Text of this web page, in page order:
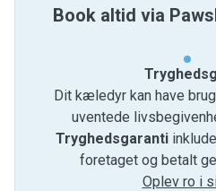
Book altid via
Dit kæledyr kan have
uventede
Tryghedsgaranti
foretaget og betalt
Oplev ro i